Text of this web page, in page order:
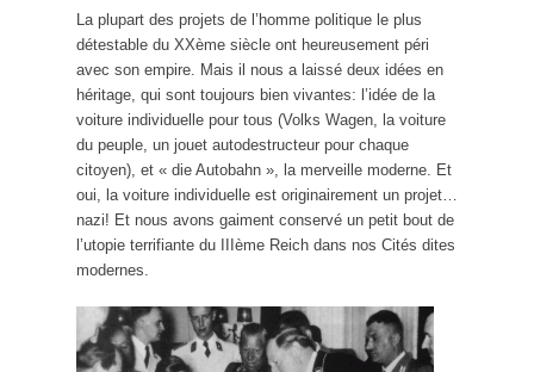
La plupart des projets de l’homme politique le plus
détestable du XXème siècle ont heureusement péri
avec son empire. Mais il nous a laissé deux idées en
héritage, qui sont toujours bien vivantes: l’idée de la
voiture individuelle pour tous (Volks Wagen, la voiture
du peuple, un jouet autodestructeur pour chaque
citoyen), et « die Autobahn », la merveille moderne. Et
oui, la voiture individuelle est originairement un projet…
nazi! Et nous avons gaiment conservé un petit bout de
l’utopie terrifiante du IIIème Reich dans nos Cités dites
modernes.